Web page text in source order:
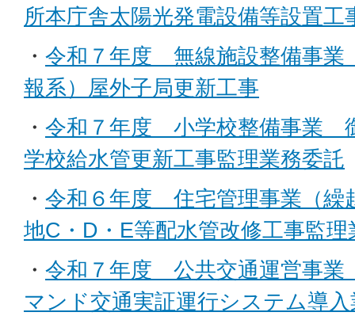
所本庁舎太陽光発電設備等設置工
・ 令和７年度 無線施設整備事
報系）屋外子局更新工事
・ 令和７年度 小学校整備事業
学校給水管更新工事監理業務委託
・ 令和６年度 住宅管理事業（
地C・D・E等配水管改修工事監理
・ 令和７年度 公共交通運営事
マンド交通実証運行システム導